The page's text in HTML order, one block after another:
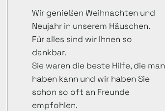
Wir genießen Weihnachten und
Neujahr in unserem Häuschen.
Für alles sind wir Ihnen so
dankbar.
Sie waren die beste Hilfe, die man
haben kann und wir haben Sie
schon so oft an Freunde
empfohlen.